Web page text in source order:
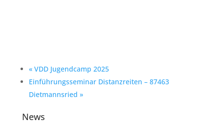
«VDD Jugendcamp 2025
Einführungsseminar Distanzreiten – 87463
Dietmannsried »
News